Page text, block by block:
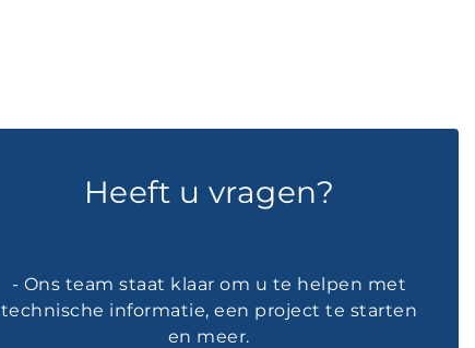
Heeft u vragen?
- Ons team staat klaar om u te helpen met
technische informatie, een project te starten
en meer.